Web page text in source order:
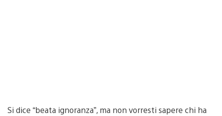
Si dice “beata ignoranza”, ma non vorresti sapere chi ha